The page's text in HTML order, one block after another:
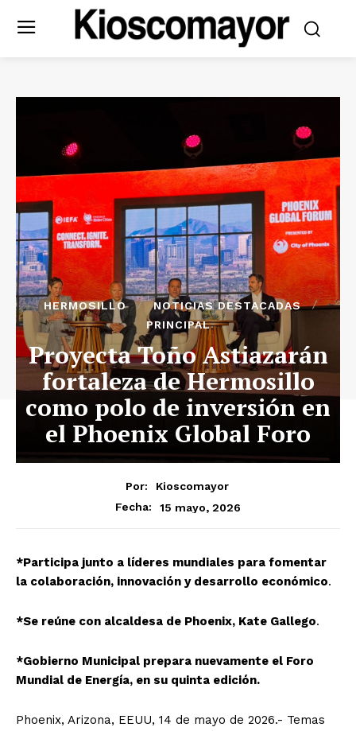
HERMOSILLO
NOTICIAS DESTACADAS
PRINCIPAL
Proyecta Toño Astiazarán
fortaleza de Hermosillo
como polo de inversión en
el Phoenix Global Foro
Por:
Kioscomayor
Fecha:
15 mayo, 2026
*Participa junto a líderes mundiales para fomentar
la colaboración, innovación y desarrollo económico.
*Se reúne con alcaldesa de Phoenix, Kate Gallego.
*Gobierno Municipal prepara nuevamente el Foro
Mundial de Energía, en su quinta edición.
Phoenix, Arizona, EEUU, 14 de mayo de 2026.- Temas